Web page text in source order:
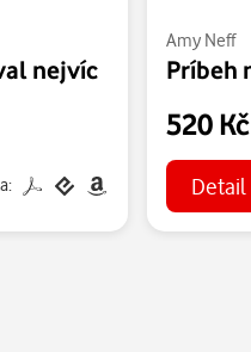
nejvíc
Amy Neff
Príbeh
520
Detail